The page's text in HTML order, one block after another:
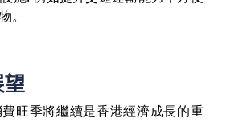
。
旺季將繼續是香港經濟成長的重